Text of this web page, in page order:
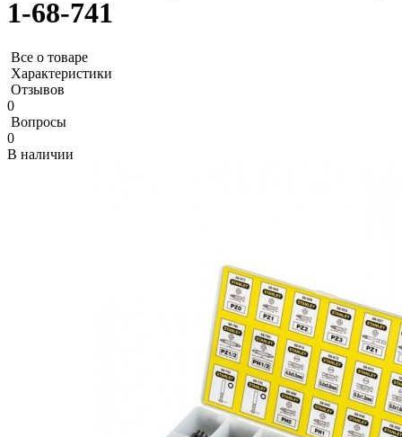
1-68-741
Все о товаре
Характеристики
Отзывов
0
Вопросы
0
В наличии